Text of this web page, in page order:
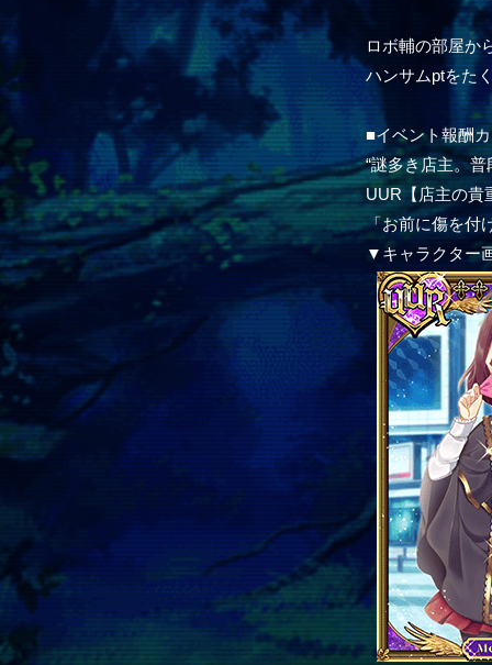
ロボ輔の部屋か
ハンサムptをた
■イベント報酬
“謎多き店主。
UUR【店主の貴
「お前に傷を付
▼キャラクター